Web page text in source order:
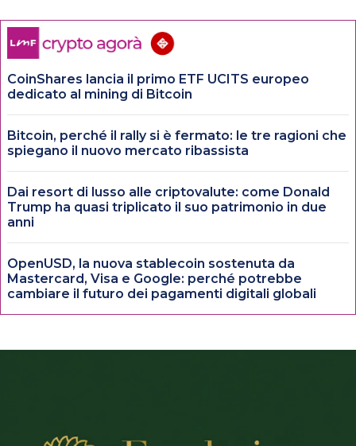
CoinShares lancia il primo ETF UCITS europeo
dedicato al mining di Bitcoin
Bitcoin, perché il rally si è fermato: le tre ragioni che
spiegano il nuovo mercato ribassista
Dai resort di lusso alle criptovalute: come Donald
Trump ha quasi triplicato il suo patrimonio in due
anni
OpenUSD, la nuova stablecoin sostenuta da
Mastercard, Visa e Google: perché potrebbe
cambiare il futuro dei pagamenti digitali globali